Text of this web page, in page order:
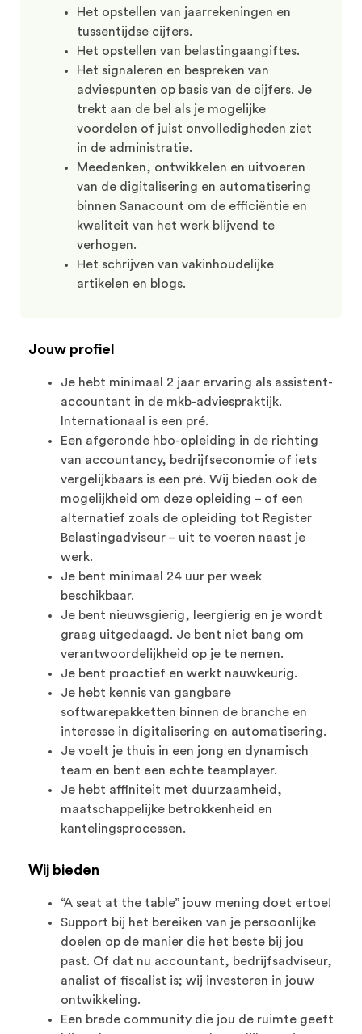
Het opstellen van jaarrekeningen en
tussentijdse cijfers.
Het opstellen van belastingaangiftes.
Het signaleren en bespreken van
adviespunten op basis van de cijfers. Je
trekt aan de bel als je mogelijke
voordelen of juist onvolledigheden ziet
in de administratie.
Meedenken, ontwikkelen en uitvoeren
van de digitalisering en automatisering
binnen Sanacount om de efficiëntie en
kwaliteit van het werk blijvend te
verhogen.
Het schrijven van vakinhoudelijke
artikelen en blogs.
Jouw profiel
Je hebt minimaal 2 jaar ervaring als assistent-
accountant in de mkb-adviespraktijk.
Internationaal is een pré.
Een afgeronde hbo-opleiding in de richting
van accountancy, bedrijfseconomie of iets
vergelijkbaars is een pré. Wij bieden ook de
mogelijkheid om deze opleiding – of een
alternatief zoals de opleiding tot Register
Belastingadviseur – uit te voeren naast je
werk.
Je bent minimaal 24 uur per week
beschikbaar.
Je bent nieuwsgierig, leergierig en je wordt
graag uitgedaagd. Je bent niet bang om
verantwoordelijkheid op je te nemen.
Je bent proactief en werkt nauwkeurig.
Je hebt kennis van gangbare
softwarepakketten binnen de branche en
interesse in digitalisering en automatisering.
Je voelt je thuis in een jong en dynamisch
team en bent een echte teamplayer.
Je hebt affiniteit met duurzaamheid,
maatschappelijke betrokkenheid en
kantelingsprocessen.
Wij bieden
“A seat at the table” jouw mening doet ertoe!
Support bij het bereiken van je persoonlijke
doelen op de manier die het beste bij jou
past. Of dat nu accountant, bedrijfsadviseur,
analist of fiscalist is; wij investeren in jouw
ontwikkeling.
Een brede community die jou de ruimte geeft